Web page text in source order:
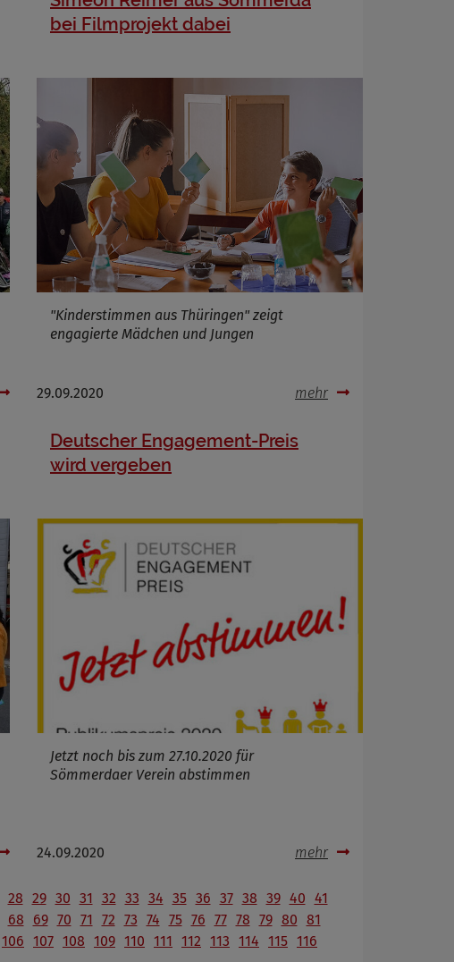
bei Filmprojekt dabei
"Kinderstimmen aus Thüringen" zeigt
engagierte Mädchen und Jungen
29.09.2020 mehr
Deutscher Engagement-Preis
wird vergeben
Jetzt noch bis zum 27.10.2020 für
Sömmerdaer Verein abstimmen
24.09.2020 mehr
28 29 30 31 32 33 34 35 36 37 38 39 40 41
68 69 70 71 72 73 74 75 76 77 78 79 80 81
106 107 108 109 110 111 112 113 114 115 116